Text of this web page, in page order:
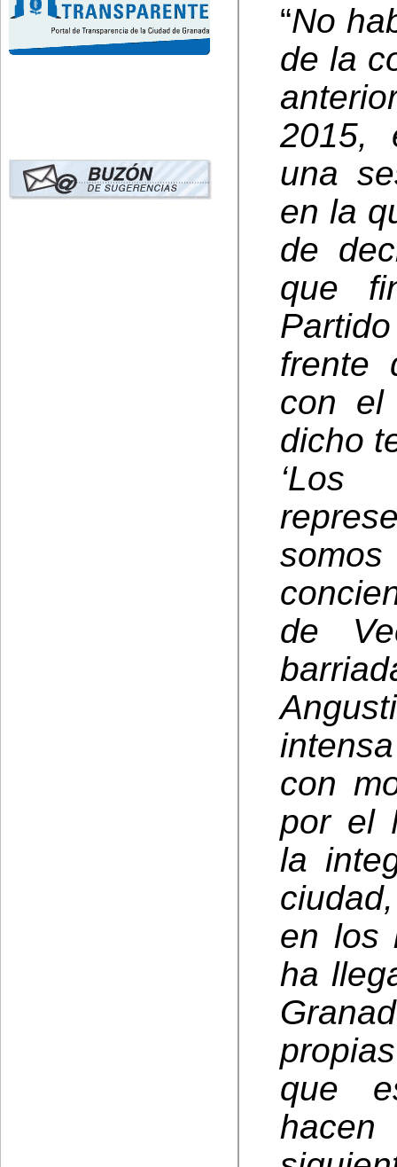
“No
de la
2015,
una
en la
de
que
frente
con el
dicho
de
con
por el
la
en los
ha
que